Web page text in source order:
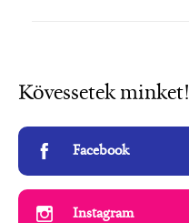
Kövessetek minket!
Facebook
Instagram